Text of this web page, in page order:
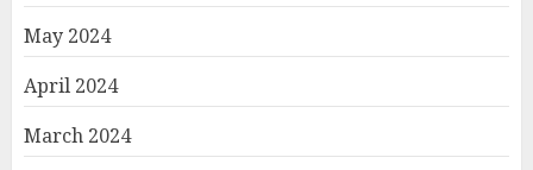
May 2024
April 2024
March 2024